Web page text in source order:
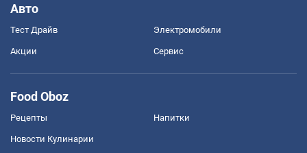
Авто
Тест Драйв Электромобили
Акции Сервис
Food Oboz
Рецепты Напитки
Новости Кулинарии